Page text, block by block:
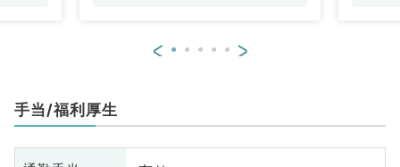
< >
手当/福利厚生